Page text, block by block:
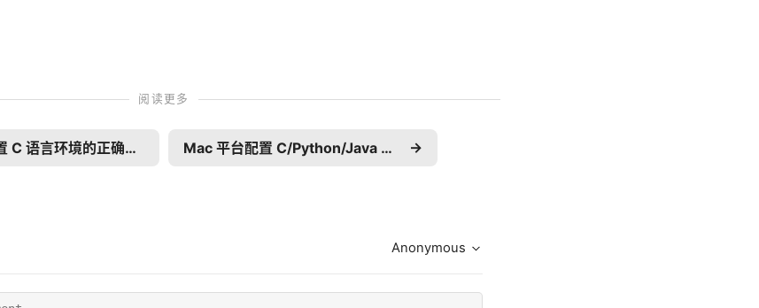
阅读更多
Win 10 配置 C 语言环境的正确姿势 Mac 平台配置 C/Python/Java 学习环境 →
Anonymous